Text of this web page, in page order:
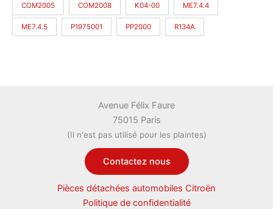
COM2005 COM2008 K04-00 ME7.4.4
ME7.4.5 P1975001 PP2000 R134A
Avenue Félix Faure
75015 Paris
(Il n'est pas utilisé pour les plaintes)
Contactez nous
Pièces détachées automobiles Citroën
Politique de confidentialité